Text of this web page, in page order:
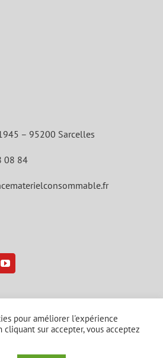
– 95200 Sarcelles
08 84
pour améliorer l'expérience
cliquant sur accepter, vous acceptez